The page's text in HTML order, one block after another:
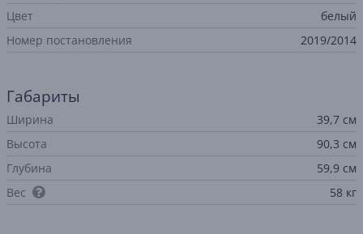
Цвет
белый
Номер постановления
2019/2014
Габариты
Ширина
39,7 см
Высота
90,3 см
Глубина
59,9 см
Вес
58 кг